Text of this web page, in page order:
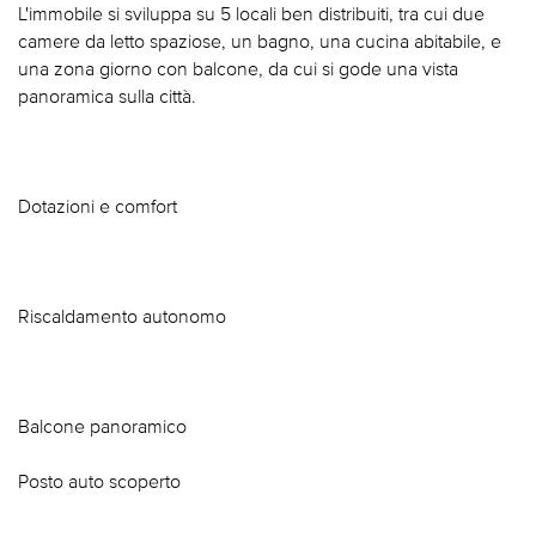
L'immobile si sviluppa su 5 locali ben distribuiti, tra cui due
camere da letto spaziose, un bagno, una cucina abitabile, e
una zona giorno con balcone, da cui si gode una vista
panoramica sulla città.
Dotazioni e comfort
Riscaldamento autonomo
Balcone panoramico
Posto auto scoperto